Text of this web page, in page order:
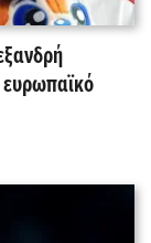
ευρωπαϊκό